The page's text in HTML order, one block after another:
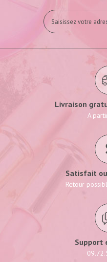
Livraison
A
Satisfait
Retour
Support